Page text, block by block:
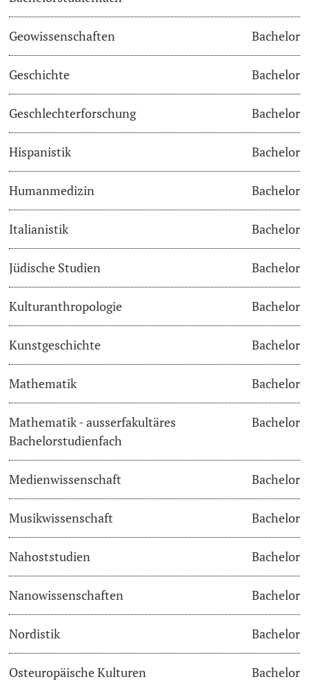
Advice & Support
Student Advice Center
Funding
Career Counseling
Social Services & Health Care
Inclusive University
Support Services Guide
Learning & Teaching
AI in learning and teaching
Digital learning
Language Center
Learning Spaces
Lernbörse
Geowissenschaften Bachelor
Geschichte Bachelor
Geschlechterforschung Bachelor
Hispanistik Bachelor
Humanmedizin Bachelor
Italianistik Bachelor
Jüdische Studien Bachelor
Kulturanthropologie Bachelor
Kunstgeschichte Bachelor
Mathematik Bachelor
Mathematik - ausserfakultäres
Bachelorstudienfach
Bachelor
Medienwissenschaft Bachelor
Musikwissenschaft Bachelor
Nahoststudien Bachelor
Nanowissenschaften Bachelor
Nordistik Bachelor
Osteuropäische Kulturen Bachelor